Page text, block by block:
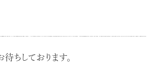
ちしております。